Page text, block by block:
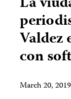
Valdez
con
March 20,